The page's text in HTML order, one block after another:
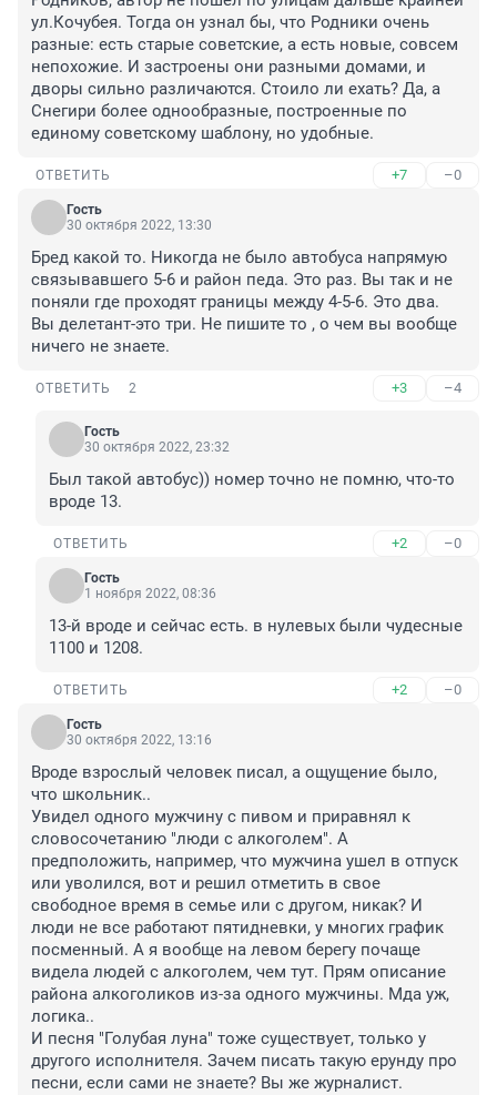
ул.Кочубея. Тогда он узнал бы, что Родники очень
разные: есть старые советские, а есть новые, совсем
непохожие. И застроены они разными домами, и
дворы сильно различаются. Стоило ли ехать? Да, а
Снегири более однообразные, построенные по
единому советскому шаблону, но удобные.
ОТВЕТИТЬ +7 –0
Гость
30 октября 2022, 13:30
Бред какой то. Никогда не было автобуса напрямую
связывавшего 5-6 и район педа. Это раз. Вы так и не
поняли где проходят границы между 4-5-6. Это два.
Вы делетант-это три. Не пишите то , о чем вы вообще
ничего не знаете.
ОТВЕТИТЬ 2 +3 –4
Гость
30 октября 2022, 23:32
Был такой автобус)) номер точно не помню, что-то
вроде 13.
ОТВЕТИТЬ +2 –0
Гость
1 ноября 2022, 08:36
13-й вроде и сейчас есть. в нулевых были чудесные
1100 и 1208.
ОТВЕТИТЬ +2 –0
Гость
30 октября 2022, 13:16
Вроде взрослый человек писал, а ощущение было,
что школьник..
Увидел одного мужчину с пивом и приравнял к
словосочетанию "люди с алкоголем". А
предположить, например, что мужчина ушел в отпуск
или уволился, вот и решил отметить в свое
свободное время в семье или с другом, никак? И
люди не все работают пятидневки, у многих график
посменный. А я вообще на левом берегу почаще
видела людей с алкоголем, чем тут. Прям описание
района алкоголиков из-за одного мужчины. Мда уж,
логика..
И песня "Голубая луна" тоже существует, только у
другого исполнителя. Зачем писать такую ерунду про
песни, если сами не знаете? Вы же журналист.